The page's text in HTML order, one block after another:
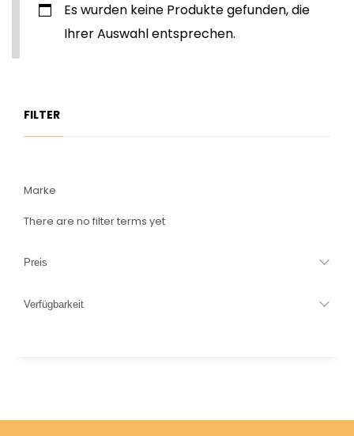
Es wurden keine Produkte gefunden, die
Ihrer Auswahl entsprechen.
FILTER
Marke
There are no filter terms yet
Preis
Verfügbarkeit